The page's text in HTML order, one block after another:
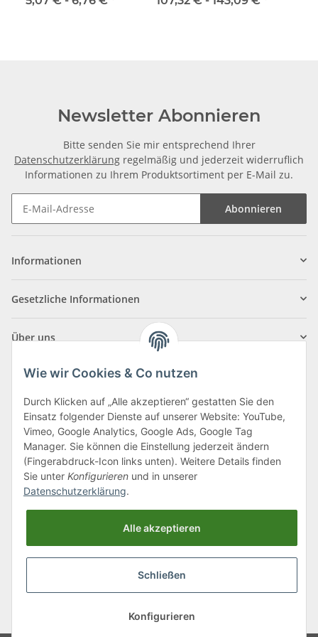
Newsletter Abonnieren
Bitte senden Sie mir entsprechend Ihrer
Datenschutzerklärung regelmäßig und jederzeit widerruflich
Informationen zu Ihrem Produktsortiment per E-Mail zu.
Abonnieren
Informationen
Gesetzliche Informationen
Über uns
Klagenfurter Straße 29
9556 Liebenfels
Montag bis Donnerstag: 8:00 bis 16:30 Uhr
Freitag: 8:00 bis 12:00 Uhr
Tel.:0043 (0) 4262 50900
office@cncshop.at
* Alle Preise inkl. gesetzlicher USt., zzgl.Versand, zzgl.
Wie wir Cookies & Co nutzen
Durch Klicken auf „Alle akzeptieren“ gestatten Sie den
Einsatz folgender Dienste auf unserer Website: YouTube,
Vimeo, Google Analytics, Google Ads, Google Tag
Manager. Sie können die Einstellung jederzeit ändern
(Fingerabdruck-Icon links unten). Weitere Details finden
Sie unter Konfigurieren und in unserer
Datenschutzerklärung.
Alle akzeptieren
Schließen
Konfigurieren